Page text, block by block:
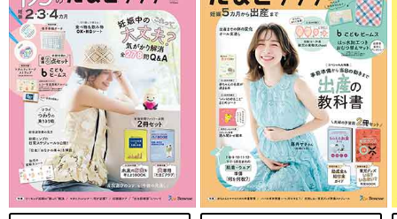
作る前に必ず読んで！＜離乳食のお約束＞
このレシピの離乳食の考え方や材料の下ごしらえ、電子レンジの
使い方などについての注意事項を説明しています。
調理前に必ずお読みになり、ご家庭の状況に合わせて活用してく
ださい。